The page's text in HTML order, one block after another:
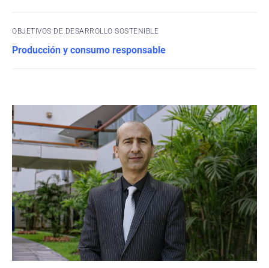
OBJETIVOS DE DESARROLLO SOSTENIBLE
Producción y consumo responsable